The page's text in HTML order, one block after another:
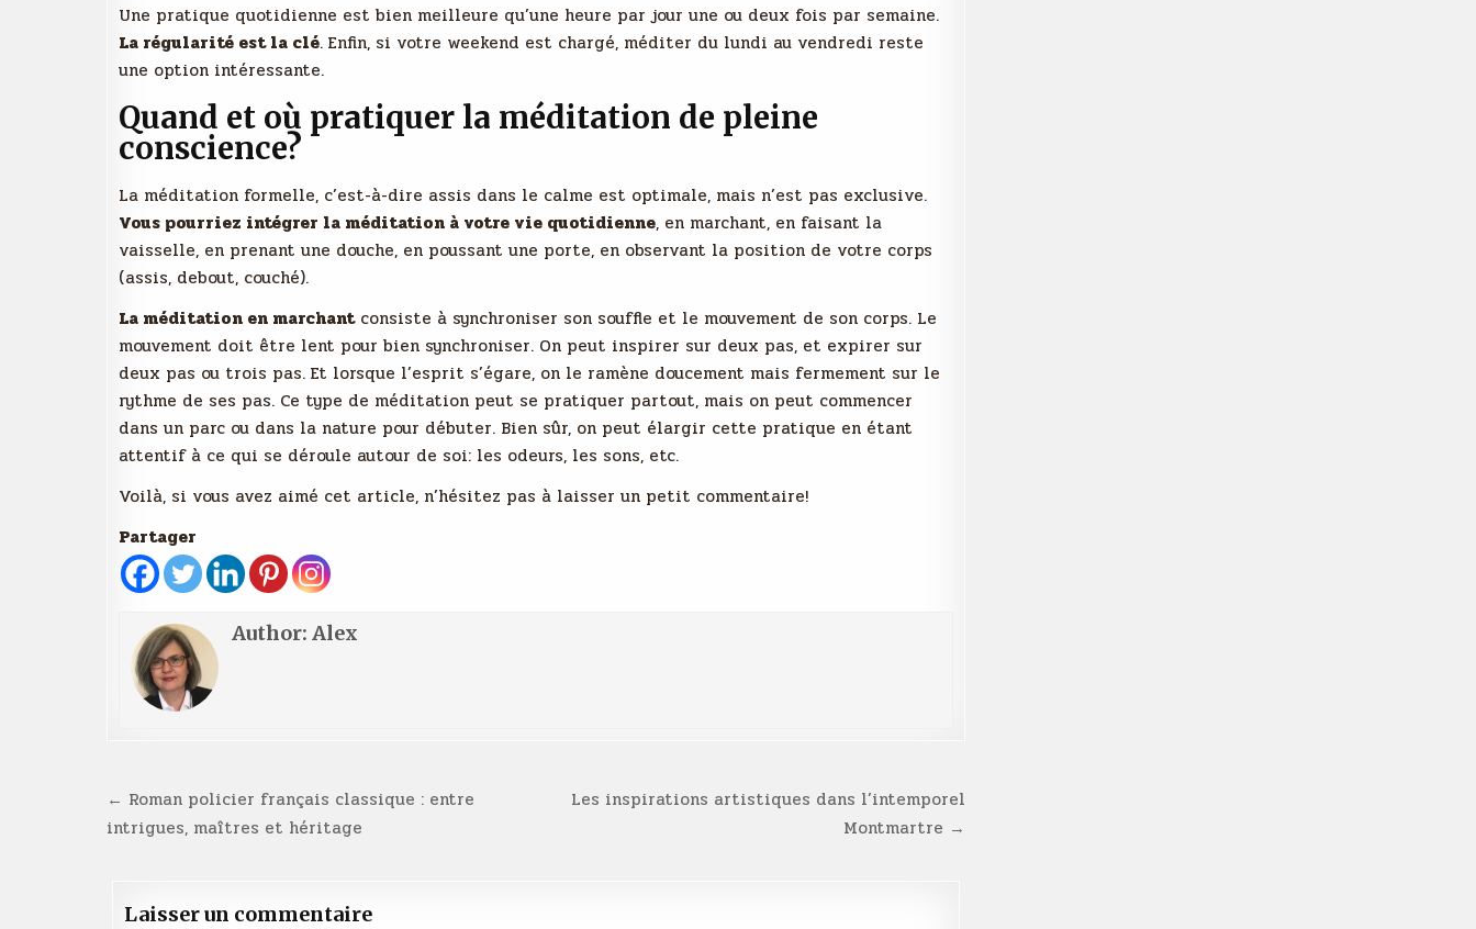
Une pratique quotidienne est bien meilleure qu’une heure par jour une ou deux fois par semaine.
La régularité est la clé. Enfin, si votre weekend est chargé, méditer du lundi au vendredi reste
une option intéressante.
Quand et où pratiquer la méditation de pleine
conscience?
La méditation formelle, c’est-à-dire assis dans le calme est optimale, mais n’est pas exclusive.
Vous pourriez intégrer la méditation à votre vie quotidienne, en marchant, en faisant la
vaisselle, en prenant une douche, en poussant une porte, en observant la position de votre corps
(assis, debout, couché).
La méditation en marchantconsiste à synchroniser son souffle et le mouvement de son corps. Le
mouvement doit être lent pour bien synchroniser. On peut inspirer sur deux pas, et expirer sur
deux pas ou trois pas. Et lorsque l’esprit s’égare, on le ramène doucement mais fermement sur le
rythme de ses pas. Ce type de méditation peut se pratiquer partout, mais on peut commencer
dans un parc ou dans la nature pour débuter. Bien sûr, on peut élargir cette pratique en étant
attentif à ce qui se déroule autour de soi: les odeurs, les sons, etc.
Voilà, si vous avez aimé cet article, n’hésitez pas à laisser un petit commentaire!
Partager
Author: Alex
Navigation
de
Les inspirations artistiques dans l’intemporel
Montmartre →
← Roman policier français classique : entre
intrigues, maîtres et héritage
Laisser un commentaire